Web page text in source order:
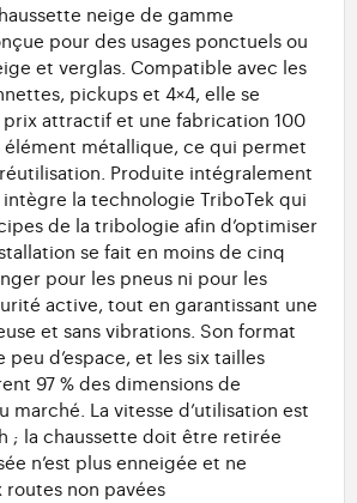
neige de gamme
pour des usages ponctuels ou
et verglas. Compatible avec les
pickups et 4×4, elle se
attractif et une fabrication 100
élément métallique, ce qui permet
Produite intégralement
la technologie TriboTek qui
de la tribologie afin d’optimiser
se fait en moins de cinq
pour les pneus ni pour les
active, tout en garantissant une
et sans vibrations. Son format
d’espace, et les six tailles
97 % des dimensions de
marché. La vitesse d’utilisation est
; la chaussette doit être retirée
n’est plus enneigée et ne
non pavées